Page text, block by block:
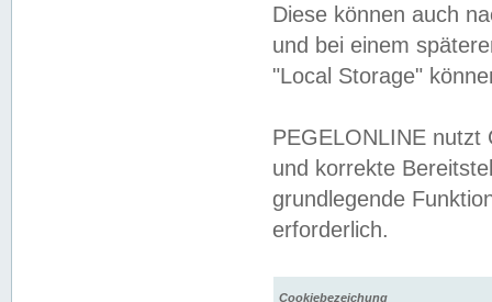
Diese können auch
und bei einem
"Local Storage"
PEGELONLINE nutzt
und korrekte
grundlegende
erforderlich.
Cookiebezeichung